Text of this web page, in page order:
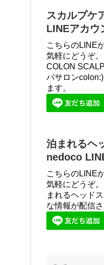
スカルプ
LINEアカウ
こちらのLINE
気軽にどうぞ
COLON
パサロン
ます。
泊まれるヘ
nedoco
こちらのLINE
気軽にどうぞ
まれるヘッド
な情報が配信さ